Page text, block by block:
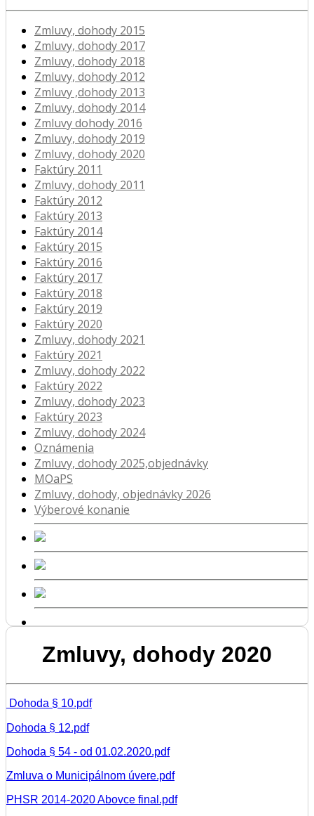
Zmluvy, dohody 2015
Zmluvy, dohody 2017
Zmluvy, dohody 2018
Zmluvy, dohody 2012
Zmluvy ,dohody 2013
Zmluvy, dohody 2014
Zmluvy dohody 2016
Zmluvy, dohody 2019
Zmluvy, dohody 2020
Faktúry 2011
Zmluvy, dohody 2011
Faktúry 2012
Faktúry 2013
Faktúry 2014
Faktúry 2015
Faktúry 2016
Faktúry 2017
Faktúry 2018
Faktúry 2019
Faktúry 2020
Zmluvy, dohody 2021
Faktúry 2021
Zmluvy, dohody 2022
Faktúry 2022
Zmluvy, dohody 2023
Faktúry 2023
Zmluvy, dohody 2024
Oznámenia
Zmluvy, dohody 2025,objednávky
MOaPS
Zmluvy, dohody, objednávky 2026
Výberové konanie
Zmluvy, dohody 2020
Dohoda § 10.pdf
Dohoda § 12.pdf
Dohoda § 54 - od 01.02.2020.pdf
Zmluva o Municipálnom úvere.pdf
PHSR 2014-2020 Abovce final.pdf